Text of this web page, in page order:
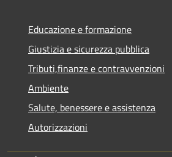
Educazione e formazione
Giustizia e sicurezza pubblica
Tributi,finanze e contravvenzioni
Ambiente
Salute, benessere e assistenza
Autorizzazioni